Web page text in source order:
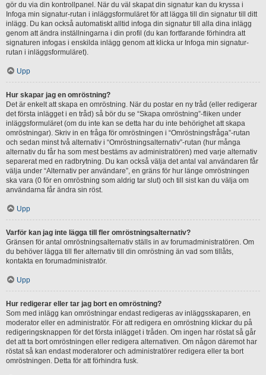
gör du via din kontrollpanel. När du väl skapat din signatur kan du kryssa i
Infoga min signatur-rutan i inläggsformuläret för att lägga till din signatur till ditt
inlägg. Du kan också automatiskt alltid infoga din signatur till alla dina inlägg
genom att ändra inställningarna i din profil (du kan fortfarande förhindra att
signaturen infogas i enskilda inlägg genom att klicka ur Infoga min signatur-
rutan i inläggsformuläret).
Upp
Hur skapar jag en omröstning?
Det är enkelt att skapa en omröstning. När du postar en ny tråd (eller redigerar
det första inlägget i en tråd) så bör du se “Skapa omröstning”-fliken under
inläggsformuläret (om du inte kan se detta har du inte behörighet att skapa
omröstningar). Skriv in en fråga för omröstningen i “Omröstningsfråga”-rutan
och sedan minst två alternativ i “Omröstningsalternativ”-rutan (hur många
alternativ du får ha som mest bestäms av administratören) med varje alternativ
separerat med en radbrytning. Du kan också välja det antal val användaren får
välja under “Alternativ per användare”, en gräns för hur länge omröstningen
ska vara (0 för en omröstning som aldrig tar slut) och till sist kan du välja om
användarna får ändra sin röst.
Upp
Varför kan jag inte lägga till fler omröstningsalternativ?
Gränsen för antal omröstningsalternativ ställs in av forumadministratören. Om
du behöver lägga till fler alternativ till din omröstning än vad som tillåts,
kontakta en forumadministratör.
Upp
Hur redigerar eller tar jag bort en omröstning?
Som med inlägg kan omröstningar endast redigeras av inläggsskaparen, en
moderator eller en administratör. För att redigera en omröstning klickar du på
redigeringsknappen för det första inlägget i tråden. Om ingen har röstat så går
det att ta bort omröstningen eller redigera alternativen. Om någon däremot har
röstat så kan endast moderatorer och administratörer redigera eller ta bort
omröstningen. Detta för att förhindra fusk.